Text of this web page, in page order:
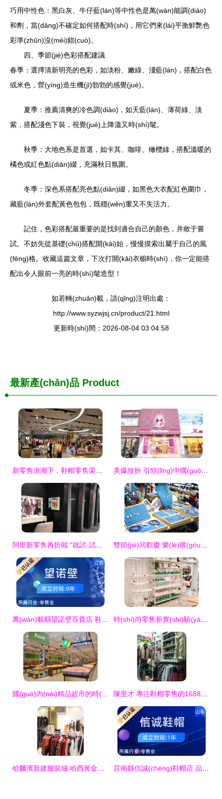
巧用中性色：黑白灰、牛仔藍(lán)等中性色是萬(wàn)能調(diào)
和劑，當(dāng)不確定如何搭配時(shí)，用它們來(lái)平衡鮮艷色
彩準(zhǔn)沒(méi)錯(cuò)。
四、季節(jié)色彩搭配建議
春季：選擇清新明亮的色彩，如淡粉、嫩綠、淺藍(lán)，搭配白色
或米色，營(yíng)造生機(jī)勃勃的感覺(jué)。
夏季：推薦清爽的冷色調(diào)，如天藍(lán)、薄荷綠、淡
紫，搭配淺色下裝，視覺(jué)上降溫又時(shí)髦。
秋季：大地色系是首選，如卡其、咖啡、橄欖綠，搭配溫暖的
橘色或紅色點(diǎn)綴，充滿秋日氛圍。
冬季：深色系搭配亮色點(diǎn)綴，如黑色大衣配紅色圍巾，
藏藍(lán)外套配黃色包包，既穩(wěn)重又不失活力。
記住，色彩搭配最重要的是找到適合自己的顏色，并敢于嘗
試。不妨先從基礎(chǔ)搭配開(kāi)始，慢慢摸索出屬于自己的風
(fēng)格。收藏這篇文章，下次打開(kāi)衣櫥時(shí)，你一定能搭
配出令人眼前一亮的時(shí)髦造型！
如若轉(zhuǎn)載，請(qǐng)注明出處：
http://www.syzwjsj.cn/product/21.html
更新時(shí)間：2026-08-04 03:04:58
最新產(chǎn)品 Product